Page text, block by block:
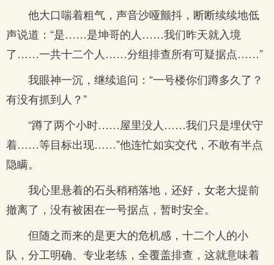
他大口喘着粗气，声音沙哑颤抖，断断续续地低
声说道：“是……是坤哥的人……我们昨天就入境
了……一共十二个人……分组排查所有可疑据点……”
我眼神一沉，继续追问：“一号楼你们蹲多久了？
有没有抓到人？”
“蹲了两个小时……屋里没人……我们只是埋伏守
着……等目标出现……”他连忙如实交代，不敢有半点
隐瞒。
我心里悬着的石头稍稍落地，还好，女老大提前
撤离了，没有被困在一号据点，暂时安全。
但随之而来的是更大的危机感，十二个人的小
队，分工明确、专业老练，全覆盖排查，这就意味着